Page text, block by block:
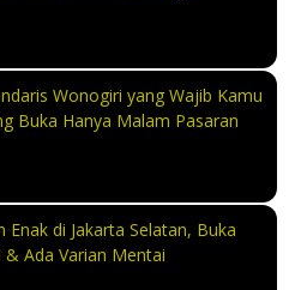
Wonogiri yang Wajib Kamu
Buka Hanya Malam Pasaran
Enak di Jakarta Selatan, Buka
& Ada Varian Mentai